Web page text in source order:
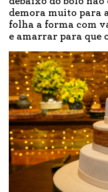
demora muito para
folha a forma com
e amarrar para que